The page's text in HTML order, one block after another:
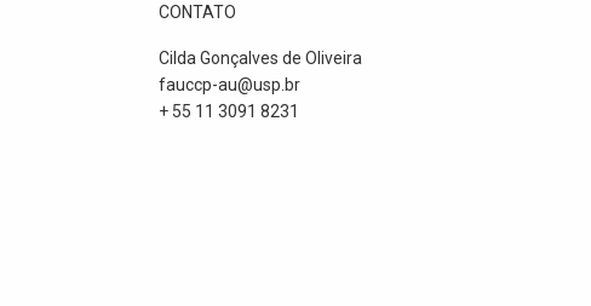
CONTATO
Cilda Gonçalves de Oliveira
fauccp-au@usp.br
+ 55 11 3091 8231